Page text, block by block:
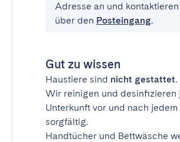
Adresse an und kontaktieren
über den Posteingang.
Gut zu wissen
Haustiere sind nicht gestattet.
Wir reinigen und desinfizieren
Unterkunft vor und nach
sorgfältig.
Handtücher und Bettwäsche